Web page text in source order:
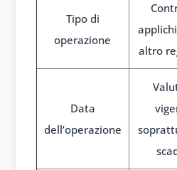
Tipo di
operazione
altro
Data
dell’operazione